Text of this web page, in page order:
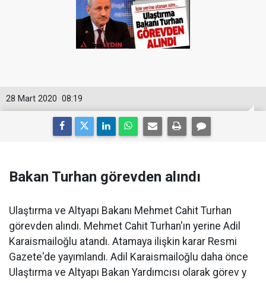
08:19
28 Mart 2020
Bakan Turhan görevden alındı
Ulaştırma ve Altyapı Bakanı Mehmet Cahit Turhan
görevden alındı. Mehmet Cahit Turhan'ın yerine Adil
Karaismailoğlu atandı. Atamaya ilişkin karar Resmi
Gazete'de yayımlandı. Adil Karaismailoğlu daha önce
Ulaştırma ve Altyapı Bakan Yardımcısı olarak görev y